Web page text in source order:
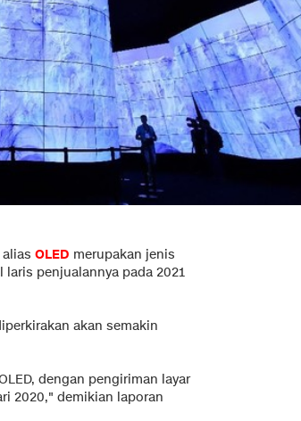
OLED merupakan jenis
penjualannya pada 2021
akan semakin
dengan pengiriman layar
2020," demikian laporan